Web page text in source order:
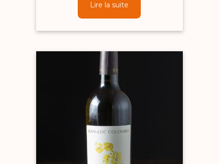
Lire la suite